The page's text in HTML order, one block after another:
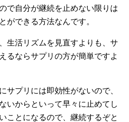
で自分が継続を止めない限りは
ができる方法なんです。
生活リズムを見直すよりも、サ
るならサプリの方が簡単ですよ
サプリには即効性がないので、
いからといって早々に止めてし
ことになるので、継続するぞと